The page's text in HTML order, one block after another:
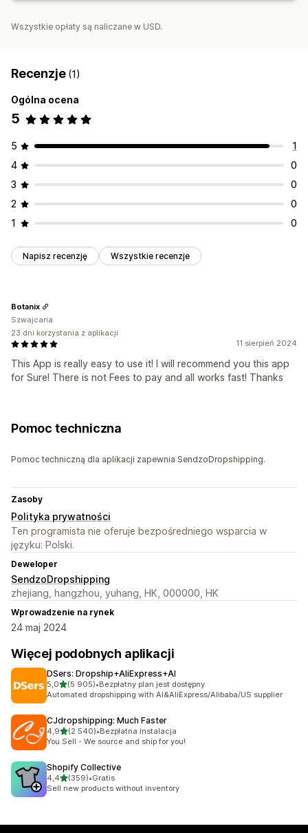
Wszystkie opłaty są naliczane w USD.
Recenzje (1)
Ogólna ocena
5
5
1
4
0
3
0
2
0
1
0
Napisz recenzję Wszystkie recenzje
11 sierpień 2024
This App is really easy to use it! I will recommend you this app
for Sure! There is not Fees to pay and all works fast! Thanks
Botanix
Szwajcaria
23 dni korzystania z aplikacji
Pomoc techniczna
Pomoc techniczną dla aplikacji zapewnia SendzoDropshipping.
Zasoby
Polityka prywatności
Ten programista nie oferuje bezpośredniego wsparcia w
języku: Polski.
Deweloper
SendzoDropshipping
zhejiang, hangzhou, yuhang, HK, 000000, HK
Wprowadzenie na rynek
24 maj 2024
Więcej podobnych aplikacji
DSers: Dropship+AliExpress+AI
5,0na 5 gwiazdek
(5 905)
Łączna liczba recenzji: 5905
•Bezpłatny plan jest dostępny
Automated dropshipping with AI&AliExpress/Alibaba/US supplier
CJdropshipping: Much Faster
4,9na 5 gwiazdek
(2 540)
Łączna liczba recenzji: 2540
•Bezpłatna instalacja
You Sell - We source and ship for you!
Shopify Collective
4,4na 5 gwiazdek
(359)
Łączna liczba recenzji: 359
•Gratis
Sell new products without inventory